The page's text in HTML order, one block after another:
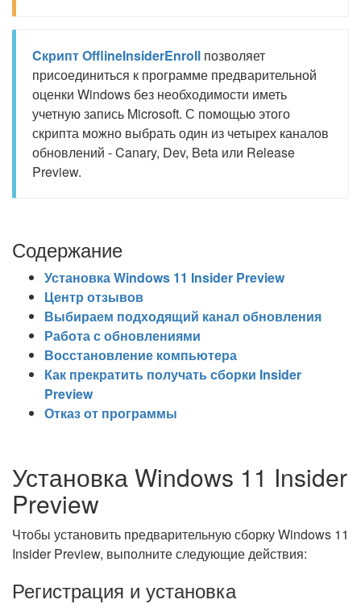
Cкрипт OfflineInsiderEnroll позволяет
присоединиться к программе предварительной
оценки Windows без необходимости иметь
учетную запись Microsoft. С помощью этого
скрипта можно выбрать один из четырех каналов
обновлений - Canary, Dev, Beta или Release
Preview.
Содержание
Установка Windows 11 Insider Preview
Центр отзывов
Выбираем подходящий канал обновления
Работа с обновлениями
Восстановление компьютера
Как прекратить получать сборки Insider
Preview
Отказ от программы
Установка Windows 11 Insider
Preview
Чтобы установить предварительную сборку Windows 11
Insider Preview, выполните следующие действия:
Регистрация и установка